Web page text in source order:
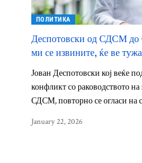
ПОЛИТИКА
Деспотовски од СДСМ
ми се извините, ќе ве
Јован Деспотовски кој веќе
конфликт со раководството на
СДСМ, повторно се огласи на
January 22, 2026